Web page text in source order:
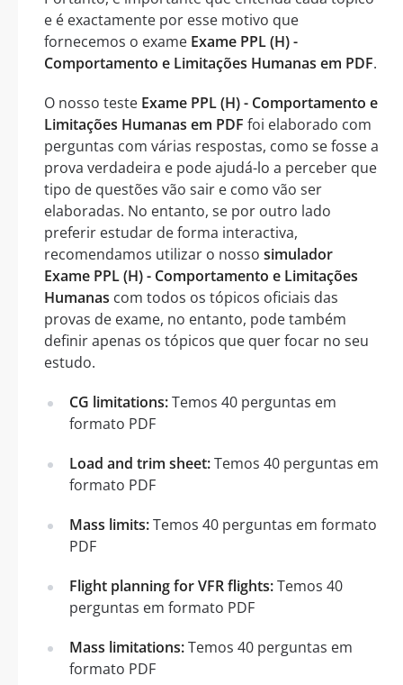
e é exactamente por esse motivo que
fornecemos o exame Exame PPL (H) -
Comportamento e Limitações Humanas em PDF.
O nosso teste Exame PPL (H) - Comportamento e
Limitações Humanas em PDF foi elaborado com
perguntas com várias respostas, como se fosse a
prova verdadeira e pode ajudá-lo a perceber que
tipo de questões vão sair e como vão ser
elaboradas. No entanto, se por outro lado
preferir estudar de forma interactiva,
recomendamos utilizar o nosso simulador
Exame PPL (H) - Comportamento e Limitações
Humanas com todos os tópicos oficiais das
provas de exame, no entanto, pode também
definir apenas os tópicos que quer focar no seu
estudo.
CG limitations:Temos 40 perguntas em
formato PDF
Load and trim sheet:Temos 40 perguntas em
formato PDF
Mass limits:Temos 40 perguntas em formato
PDF
Flight planning for VFR flights:Temos 40
perguntas em formato PDF
Mass limitations:Temos 40 perguntas em
formato PDF